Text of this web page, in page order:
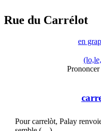
Rue du Carrélot
en
Pour carrelòt, Palay